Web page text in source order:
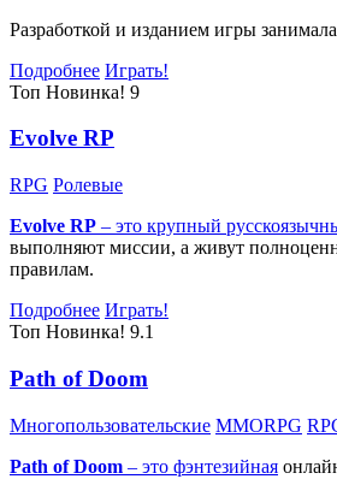
Разработкой и изданием игры
Подробнее Играть!
Топ Новинка! 9
Evolve RP
RPG Ролевые
Evolve RP – это крупный
выполняют миссии, а живут
правилам.
Подробнее Играть!
Топ Новинка! 9.1
Path of Doom
Многопользовательские MMORPG
Path of Doom – это фэнтезийная